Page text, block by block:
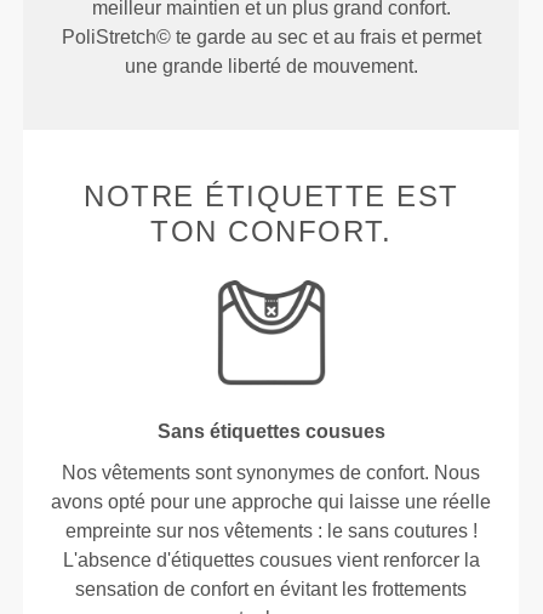
meilleur maintien et un plus grand confort.
PoliStretch© te garde au sec et au frais et permet
une grande liberté de mouvement.
NOTRE ÉTIQUETTE EST
TON CONFORT.
Sans étiquettes cousues
Nos vêtements sont synonymes de confort. Nous
avons opté pour une approche qui laisse une réelle
empreinte sur nos vêtements : le sans coutures !
L'absence d'étiquettes cousues vient renforcer la
sensation de confort en évitant les frottements